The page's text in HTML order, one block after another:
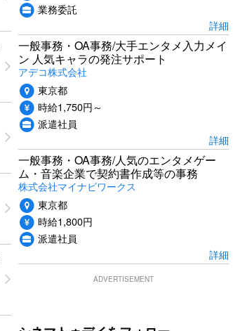
業務委託
詳細
一般事務・OA事務/大手エンタメ入力メイ
ン 人気キャラの発注サポート
アデコ株式会社
東京都
時給1,750円～
派遣社員
詳細
一般事務・OA事務/人気のエンタメゲー
ム・音楽企業で契約書作成等の事務
株式会社マイナビワークス
東京都
時給1,800円
派遣社員
詳細
ADVERTISEMENT